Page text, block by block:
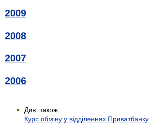
2009
2008
2007
2006
Див. також:
Курс обміну у відділеннях Приватбанку